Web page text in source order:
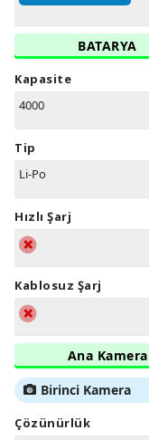
BATARYA
Kapasite
4000
Tip
Li-Po
Hızlı Şarj
Kablosuz Şarj
Ana Kamera
Birinci Kamera
Çözünürlük